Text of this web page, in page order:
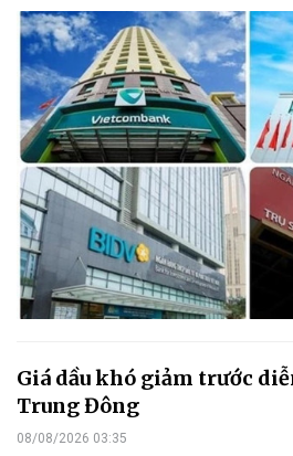
Giá dầu khó giảm trước
Trung Đông
08/08/2026 03:35